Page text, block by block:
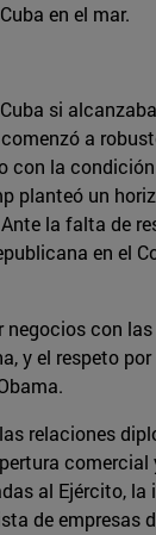
en el mar.
si
a
con la
planteó un
la falta de
en el
negocios con
y el respeto
relaciones
al Ejército,
de empresas